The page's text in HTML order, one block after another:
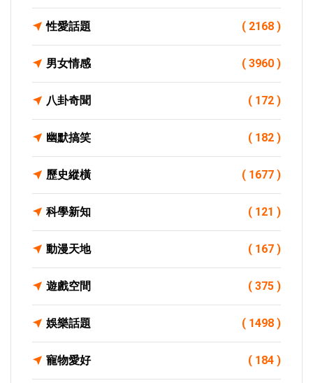
性愛話題 ( 2168 )
男女情感 ( 3960 )
八卦奇聞 ( 172 )
幽默搞笑 ( 182 )
歷史縱橫 ( 1677 )
科學新知 ( 121 )
動漫天地 ( 167 )
遊戲空間 ( 375 )
娛樂話題 ( 1498 )
寵物愛好 ( 184 )